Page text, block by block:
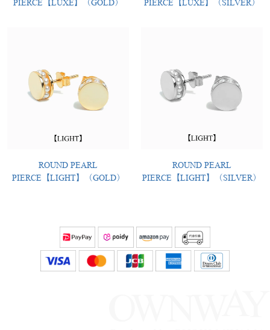
PIERCE【LUXE】（GOLD）
PIERCE【LUXE】（SILVER）
ROUND PEARL
PIERCE【LIGHT】（GOLD）
ROUND PEARL
PIERCE【LIGHT】（SILVER）